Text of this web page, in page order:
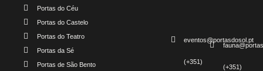
Portas do Céu
Portas do Castelo
Portas do Teatro
Portas da Sé
Portas de São Bento
eventos@portasdosol.pt
(+351)
(+351)